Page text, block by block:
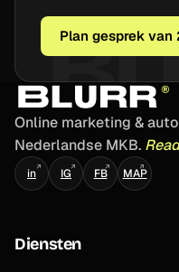
Plan gesprek van
Online marketing &
Nederlandse MKB.
in↗ IG↗ FB↗ MAP
↗
Diensten